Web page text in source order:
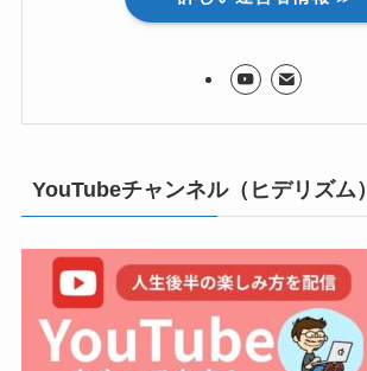
YouTubeチャンネル（ヒデリズム）